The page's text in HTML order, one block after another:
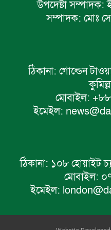
উপদেষ্টা সম্পাদক:
সম্পাদক: মোঃ
ঠিকানা: গোল্ডেন
মোবাইল:
ইমেইল:
ঠিকানা: ১০৮ হোয়াইট
মোবাইল:
ইমেইল: